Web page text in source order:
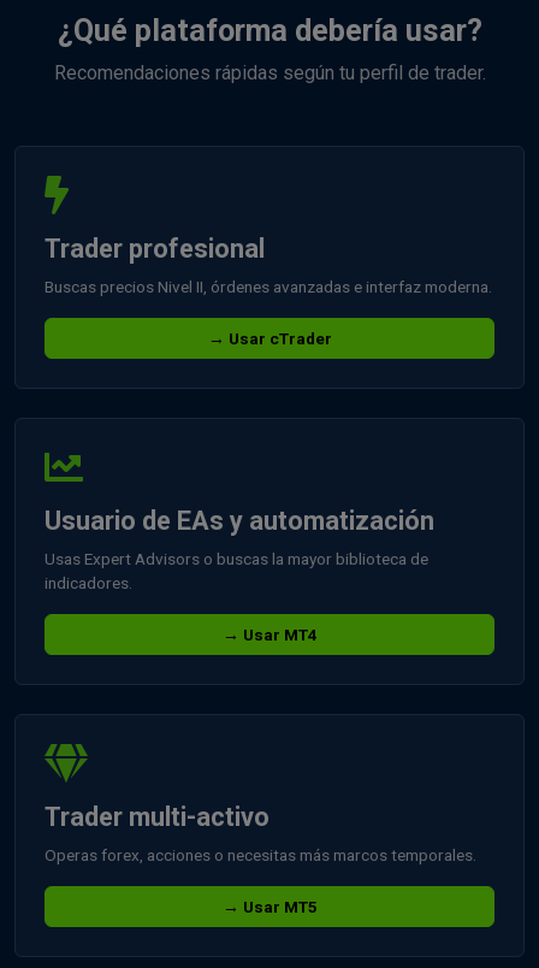
¿Qué plataforma debería usar?
Recomendaciones rápidas según tu perfil de trader.
Trader profesional
Buscas precios Nivel II, órdenes avanzadas e interfaz moderna.
→ Usar cTrader
Usuario de EAs y automatización
Usas Expert Advisors o buscas la mayor biblioteca de
indicadores.
→ Usar MT4
Trader multi-activo
Operas forex, acciones o necesitas más marcos temporales.
→ Usar MT5